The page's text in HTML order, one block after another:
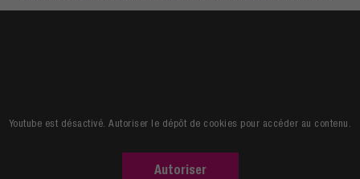
Youtube est désactivé. Autoriser le dépôt de cookies pour accéder au contenu.
Autoriser